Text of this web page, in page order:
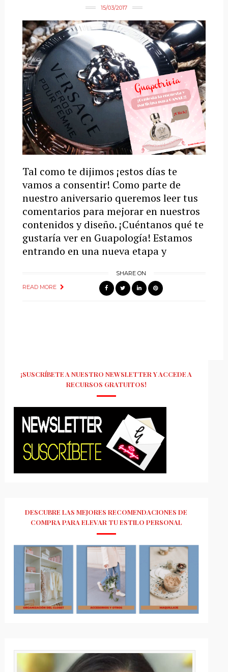
15/03/2017
Tal como te dijimos ¡estos días te
vamos a consentir! Como parte de
nuestro aniversario queremos leer tus
comentarios para mejorar en nuestros
contenidos y diseño. ¡Cuéntanos qué te
gustaría ver en Guapología! Estamos
entrando en una nueva etapa y
READ MORE
SHARE ON
¡SUSCRÍBETE A NUESTRO NEWSLETTER Y ACCEDE A
RECURSOS GRATUITOS!
DESCUBRE LAS MEJORES RECOMENDACIONES DE
COMPRA PARA ELEVAR TU ESTILO PERSONAL